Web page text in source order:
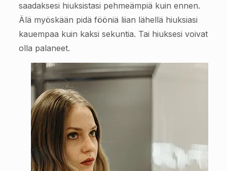
saadaksesi hiuksistasi pehmeämpiä kuin ennen.
Älä myöskään pidä fööniä liian lähellä hiuksiasi
kauempaa kuin kaksi sekuntia. Tai hiuksesi voivat
olla palaneet.